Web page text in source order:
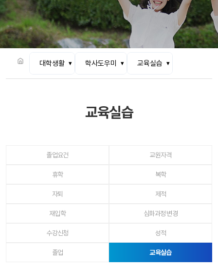
대학생활 학사도우미 교육실습
교육실습
졸업요건 교원자격
휴학 복학
자퇴 제적
재입학 심화과정 변경
수강신청 성적
졸업 교육실습(선택됨)